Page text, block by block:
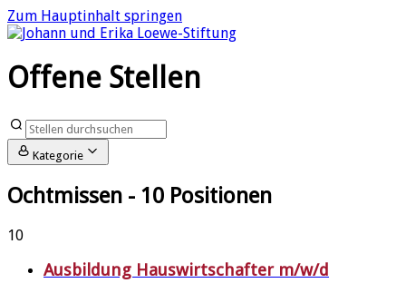
Zum Hauptinhalt springen
Offene Stellen
Kategorie
Ochtmissen - 10 Positionen
10
Ausbildung Hauswirtschafter m/w/d